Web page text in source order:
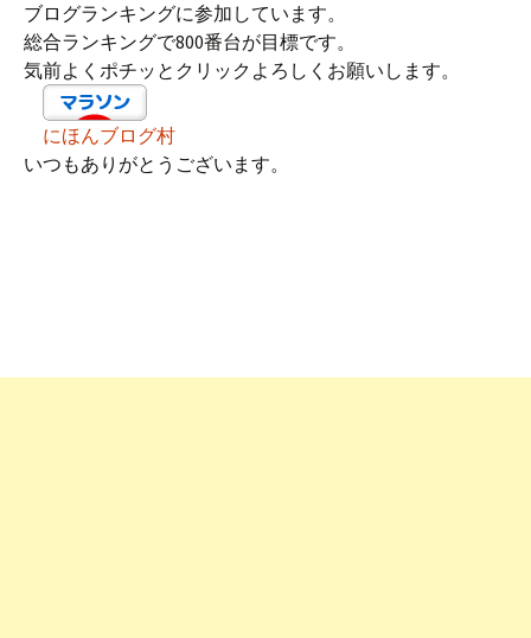
ブログランキングに参加しています。
総合ランキングで800番台が目標です。
気前よくポチッとクリックよろしくお願いします。
にほんブログ村
いつもありがとうございます。